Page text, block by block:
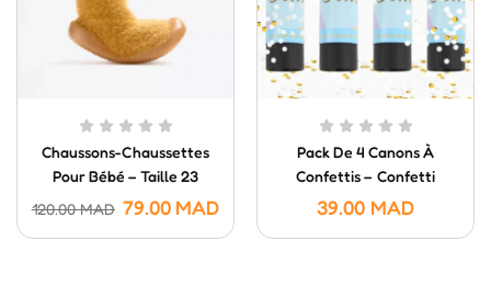
Chaussons-Chaussettes
Pour Bébé – Taille 23
120.00MAD 79.00 MAD
Pack De 4 Canons À
Confettis – Confetti
Poppers (20 Cm)
39.00 MAD